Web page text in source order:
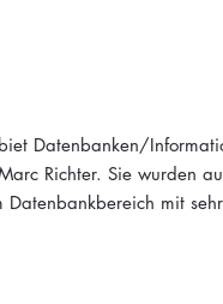
Datenbanken/
Richter. Sie wurden
mit